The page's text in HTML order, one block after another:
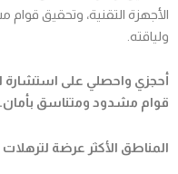
الأجهزة التقنية، وتحقيق
ولياقته.
أحجزي واحصلي على استشارة
قوام مشدود ومتناسق بأمان.
المناطق الأكثر عرضة